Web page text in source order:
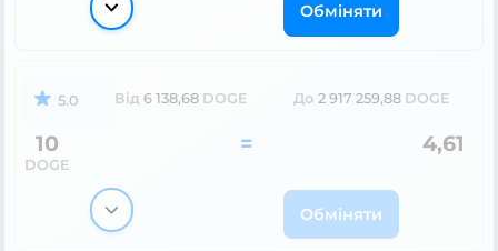
Обміняти
5.0 Від 6 138,68 DOGE До 2 917 259,88 DOGE
10
DOGE
= 4,61
Обміняти